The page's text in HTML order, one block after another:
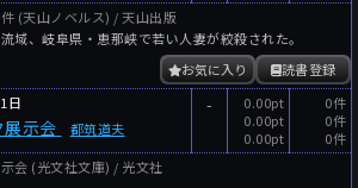
(天山ノベルス) / 天山出版
域、岐阜県・恵那峡で若い人妻が絞殺された。
読書登録
お気に入り
日
展示会 都筑道夫
-
0.00pt
0.00pt
0.00pt
0件
0件
0件
会 (光文社文庫) / 光文社